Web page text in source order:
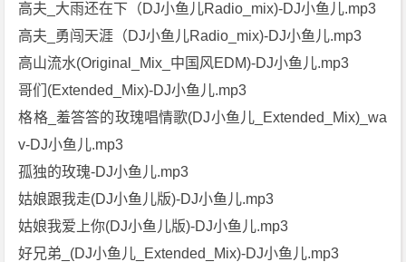
高夫_大雨还在下（DJ小鱼儿Radio_mix)-DJ小鱼儿.mp3
高夫_勇闯天涯（DJ小鱼儿Radio_mix)-DJ小鱼儿.mp3
高山流水(Original_Mix_中国风EDM)-DJ小鱼儿.mp3
哥们(Extended_Mix)-DJ小鱼儿.mp3
格格_羞答答的玫瑰唱情歌(DJ小鱼儿_Extended_Mix)_wa
v-DJ小鱼儿.mp3
孤独的玫瑰-DJ小鱼儿.mp3
姑娘跟我走(DJ小鱼儿版)-DJ小鱼儿.mp3
姑娘我爱上你(DJ小鱼儿版)-DJ小鱼儿.mp3
好兄弟_(DJ小鱼儿_Extended_Mix)-DJ小鱼儿.mp3